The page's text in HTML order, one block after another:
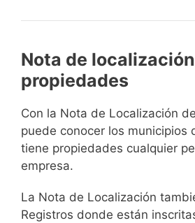
Nota de
propiedades
Con la Nota de Localización
puede conocer los municipios
tiene propiedades cualquier
empresa.
La Nota de Localización
Registros donde están